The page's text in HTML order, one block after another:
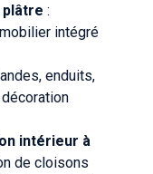
plâtre :
intégré
enduits,
intérieur à
de cloisons